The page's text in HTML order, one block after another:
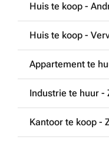
Huis te koop -
Huis te koop -
Appartement te
Industrie te huur -
Kantoor te koop -